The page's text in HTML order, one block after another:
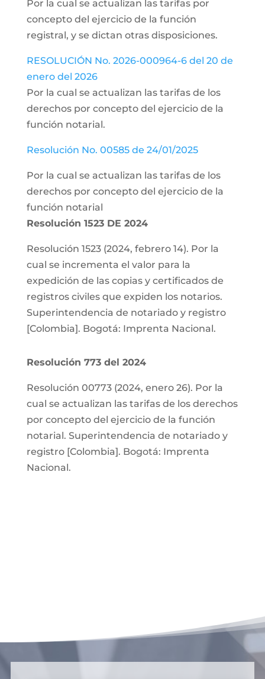
Por la cual se actualizan las tarifas por
concepto del ejercicio de la función
registral, y se dictan otras disposiciones.
RESOLUCIÓN No. 2026-000964-6 del 20 de
enero del 2026
Por la cual se actualizan las tarifas de los
derechos por concepto del ejercicio de la
función notarial.
Resolución No. 00585 de 24/01/2025
Por la cual se actualizan las tarifas de los
derechos por concepto del ejercicio de la
función notarial
Resolución 1523 DE 2024
Resolución 1523 (2024, febrero 14). Por la
cual se incrementa el valor para la
expedición de las copias y certificados de
registros civiles que expiden los notarios.
Superintendencia de notariado y registro
[Colombia]. Bogotá: Imprenta Nacional.
Resolución 773 del 2024
Resolución 00773 (2024, enero 26). Por la
cual se actualizan las tarifas de los derechos
por concepto del ejercicio de la función
notarial. Superintendencia de notariado y
registro [Colombia]. Bogotá: Imprenta
Nacional.